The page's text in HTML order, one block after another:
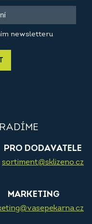
newsletteru
PRO DODAVATELE
sortiment@sklizeno.cz
MARKETING